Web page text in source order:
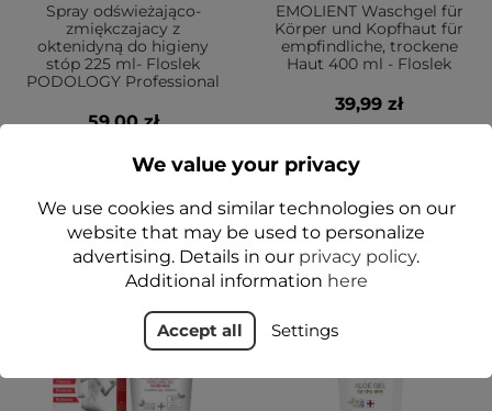
Spray odświeżająco-
zmiękczajacy z
oktenidyną do higieny
stóp 225 ml- Floslek
PODOLOGY Professional
59,00 zł
Add to cart
EMOLIENT Waschgel für
Körper und Kopfhaut für
empfindliche, trockene
Haut 400 ml - Floslek
39,99 zł
Add to cart
JA
We value your privacy
We use cookies and similar technologies on our
website that may be used to personalize
advertising. Details in our privacy policy.
Additional information here
Accept all Settings